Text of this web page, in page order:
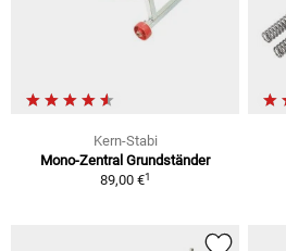
Kern-Stabi
Mono-Zentral Grundständer
89,00 €1